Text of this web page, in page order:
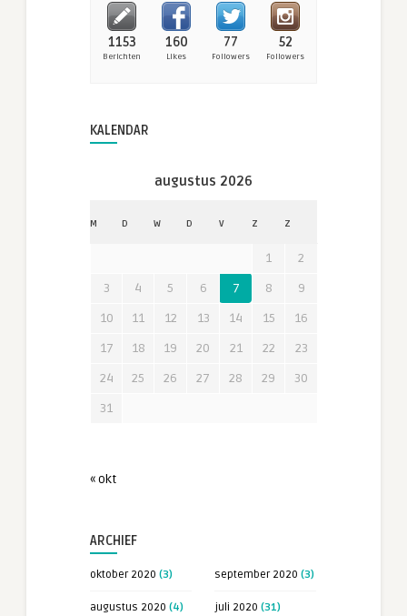
1153
Berichten
160
Likes
77
Followers
52
Followers
KALENDAR
augustus 2026
M D W D V Z Z
1
2
3
4 5 6 7 8
9
10
11 12 13 14 15
16
17
18 19 20 21 22
23
24
25 26 27 28 29
30
31
« okt
ARCHIEF
oktober 2020 (3) september 2020 (3)
augustus 2020 (4) juli 2020 (31)